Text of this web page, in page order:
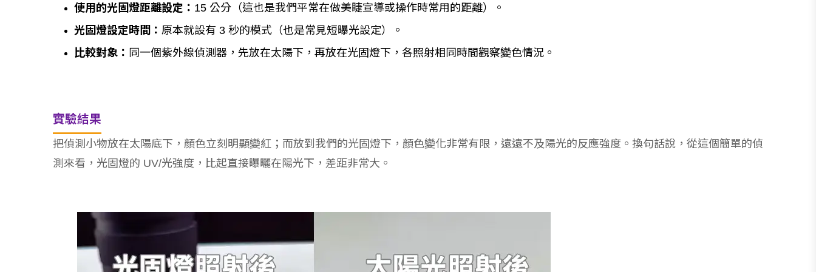
使用的光固燈距離設定： 15 公分（這也是我們平常在做美睫宣導或操作時常用的距離）。
光固燈設定時間：原本就設有 3 秒的模式（也是常見短曝光設定）。
比較對象： 同一個紫外線偵測器，先放在太陽下，再放在光固燈下，各照射相同時間觀察變色情況。
實驗結果
把偵測小物放在太陽底下，顏色立刻明顯變紅；而放到我們的光固燈下，顏色變化非常有限，遠遠不及陽光的反應強度。換句話說，從這個簡單的偵
測來看，光固燈的 UV/光強度，比起直接曝曬在陽光下，差距非常大。